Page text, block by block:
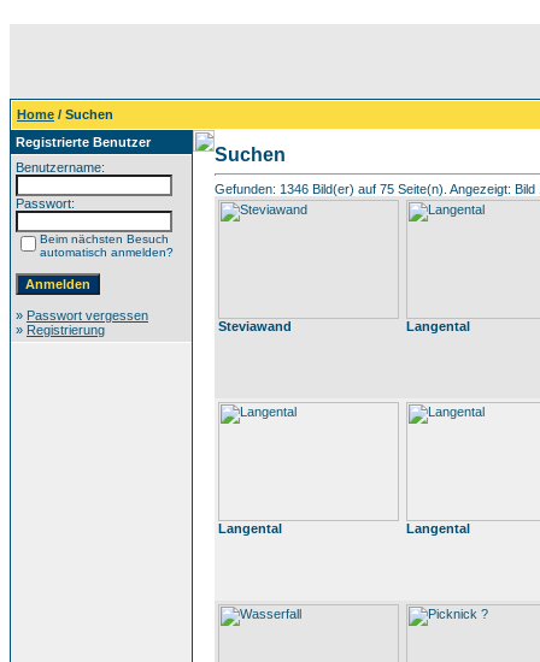
Home / Suchen
Registrierte Benutzer
Benutzername:
Passwort:
Beim nächsten Besuch
automatisch anmelden?
» Passwort vergessen
» Registrierung
Suchen
Gefunden: 1346 Bild(er) auf 75 Seite(n). Angezeigt: Bild
Steviawand Langental
Langental Langental